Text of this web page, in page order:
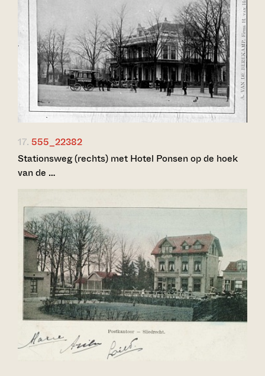
17. 555_22382
Stationsweg (rechts) met Hotel Ponsen op de hoek
van de …